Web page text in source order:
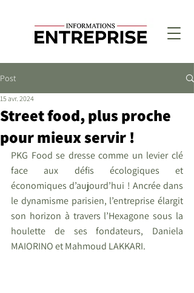
Post
Street food, plus proche
pour mieux servir !
15 avr. 2024
PKG Food se dresse comme un levier clé
face aux défis écologiques et
économiques d’aujourd’hui ! Ancrée dans
le dynamisme parisien, l’entreprise élargit
son horizon à travers l’Hexagone sous la
houlette de ses fondateurs, Daniela
MAIORINO et Mahmoud LAKKARI.